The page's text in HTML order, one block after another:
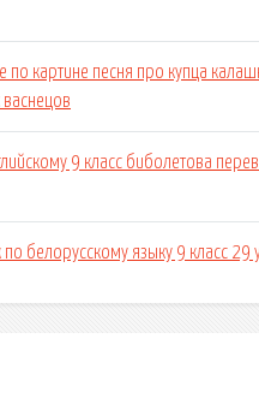
по картине песня про купца
9 класс биболетова
белорусскому языку 9 класс 29